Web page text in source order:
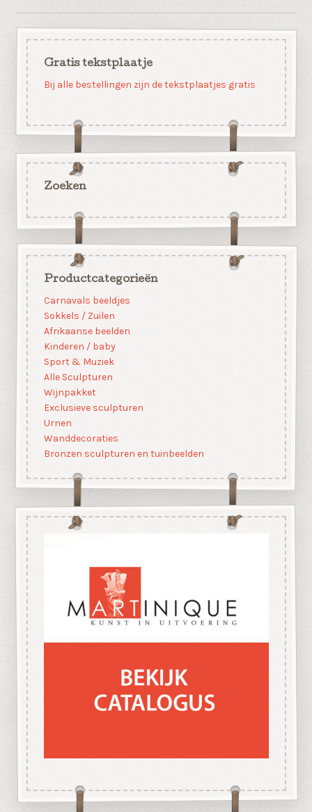
Gratis tekstplaatje
Bij alle bestellingen zijn de tekstplaatjes gratis
Zoeken
Productcategorieën
Carnavals beeldjes
Sokkels / Zuilen
Afrikaanse beelden
Kinderen / baby
Sport & Muziek
Alle Sculpturen
Wijnpakket
Exclusieve sculpturen
Urnen
Wanddecoraties
Bronzen sculpturen en tuinbeelden